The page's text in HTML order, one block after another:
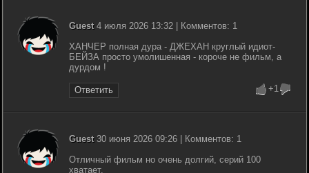
Guest4 июля 2026 13:32 | Комментов: 1
ХАНЧЕР полная дура - ДЖЕХАН круглый идиот-
БЕЙЗА просто умолишенная - короче не фильм, а
дурдом !
Ответить +1
Guest30 июня 2026 09:26 | Комментов: 1
Отличный фильм но очень долгий, серий 100
хватает.